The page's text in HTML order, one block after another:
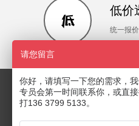
低价
统一报
人才服务 评职称
请您留言
你好，请填写一下您的需求，
专员会第一时间联系你，或直
打136 3799 5133。